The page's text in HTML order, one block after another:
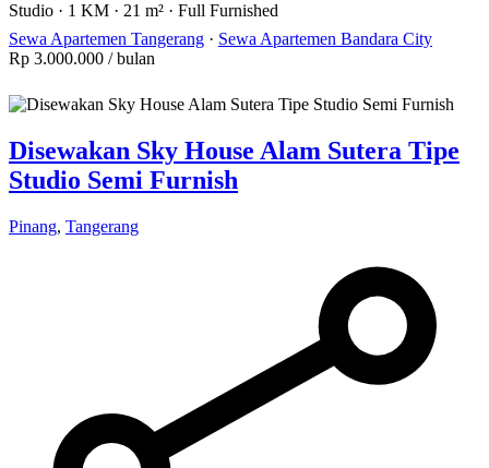
Studio · 1 KM · 21 m² · Full Furnished
Sewa Apartemen Tangerang · Sewa Apartemen Bandara City
Rp 3.000.000 / bulan
Disewakan Sky House Alam Sutera Tipe
Studio Semi Furnish
Pinang, Tangerang